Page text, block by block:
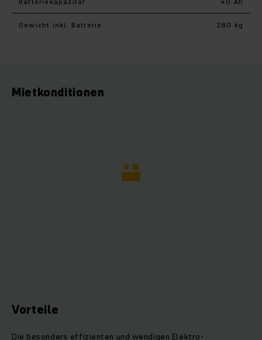
Gewicht inkl. Batterie 280 kg
Mietkonditionen
Vorteile
Die besonders effizienten und wendigen Elektro-